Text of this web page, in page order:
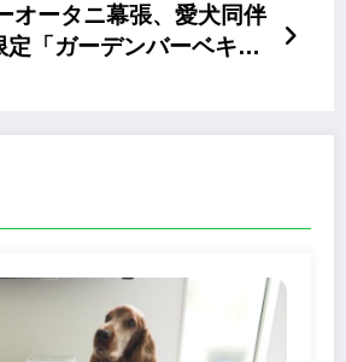
オータニ幕張、愛犬同伴
定「ガーデンバーベキュ